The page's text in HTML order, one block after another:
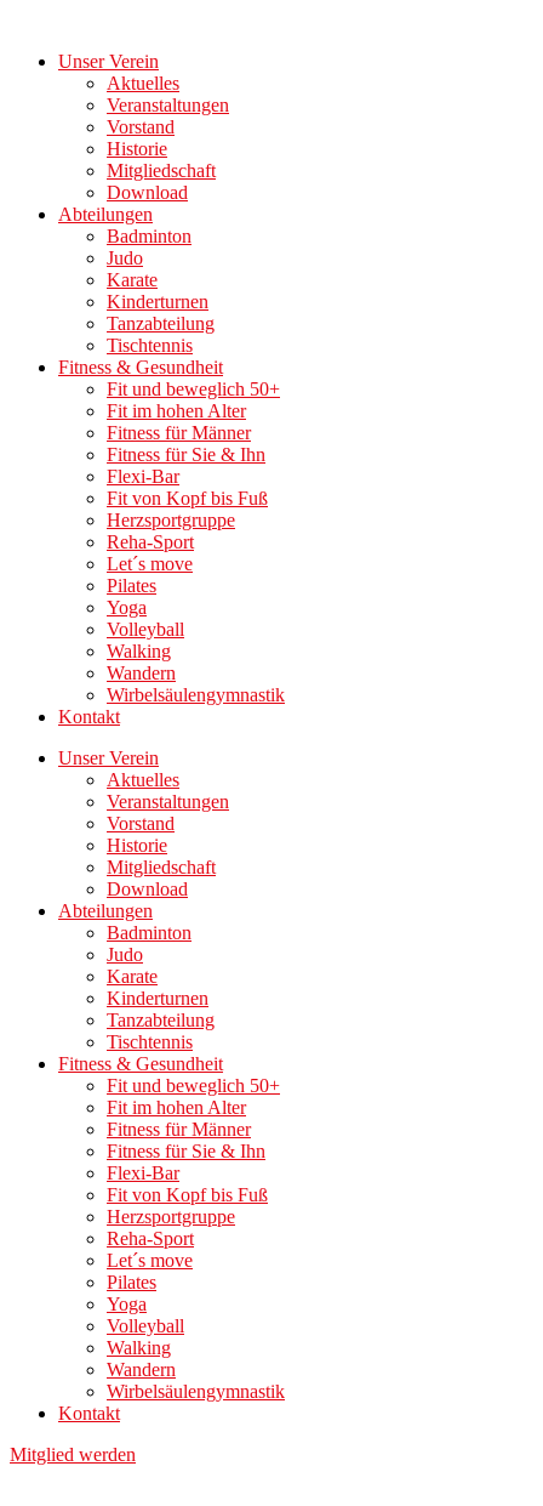
springenUnser Verein
Aktuelles
Veranstaltungen
Vorstand
Historie
Mitgliedschaft
Download
Abteilungen
Badminton
Judo
Karate
Kinderturnen
Tanzabteilung
Tischtennis
Fitness & Gesundheit
Fit und beweglich 50+
Fit im hohen Alter
Fitness für Männer
Fitness für Sie & Ihn
Flexi-Bar
Fit von Kopf bis Fuß
Herzsportgruppe
Reha-Sport
Let´s move
Pilates
Yoga
Volleyball
Walking
Wandern
Wirbelsäulengymnastik
Kontakt
Unser Verein
Aktuelles
Veranstaltungen
Vorstand
Historie
Mitgliedschaft
Download
Abteilungen
Badminton
Judo
Karate
Kinderturnen
Tanzabteilung
Tischtennis
Fitness & Gesundheit
Fit und beweglich 50+
Fit im hohen Alter
Fitness für Männer
Fitness für Sie & Ihn
Flexi-Bar
Fit von Kopf bis Fuß
Herzsportgruppe
Reha-Sport
Let´s move
Pilates
Yoga
Volleyball
Walking
Wandern
Wirbelsäulengymnastik
Kontakt
Mitglied werden